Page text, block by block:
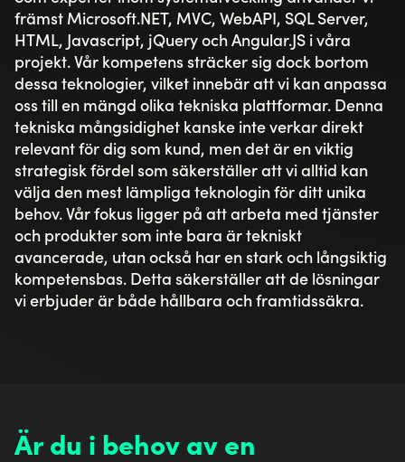
främst Microsoft.NET, MVC, WebAPI, SQL Server,
HTML, Javascript, jQuery och Angular.JS i våra
projekt. Vår kompetens sträcker sig dock bortom
dessa teknologier, vilket innebär att vi kan anpassa
oss till en mängd olika tekniska plattformar. Denna
tekniska mångsidighet kanske inte verkar direkt
relevant för dig som kund, men det är en viktig
strategisk fördel som säkerställer att vi alltid kan
välja den mest lämpliga teknologin för ditt unika
behov. Vår fokus ligger på att arbeta med tjänster
och produkter som inte bara är tekniskt
avancerade, utan också har en stark och långsiktig
kompetensbas. Detta säkerställer att de lösningar
vi erbjuder är både hållbara och framtidssäkra.
Är du i behov av en